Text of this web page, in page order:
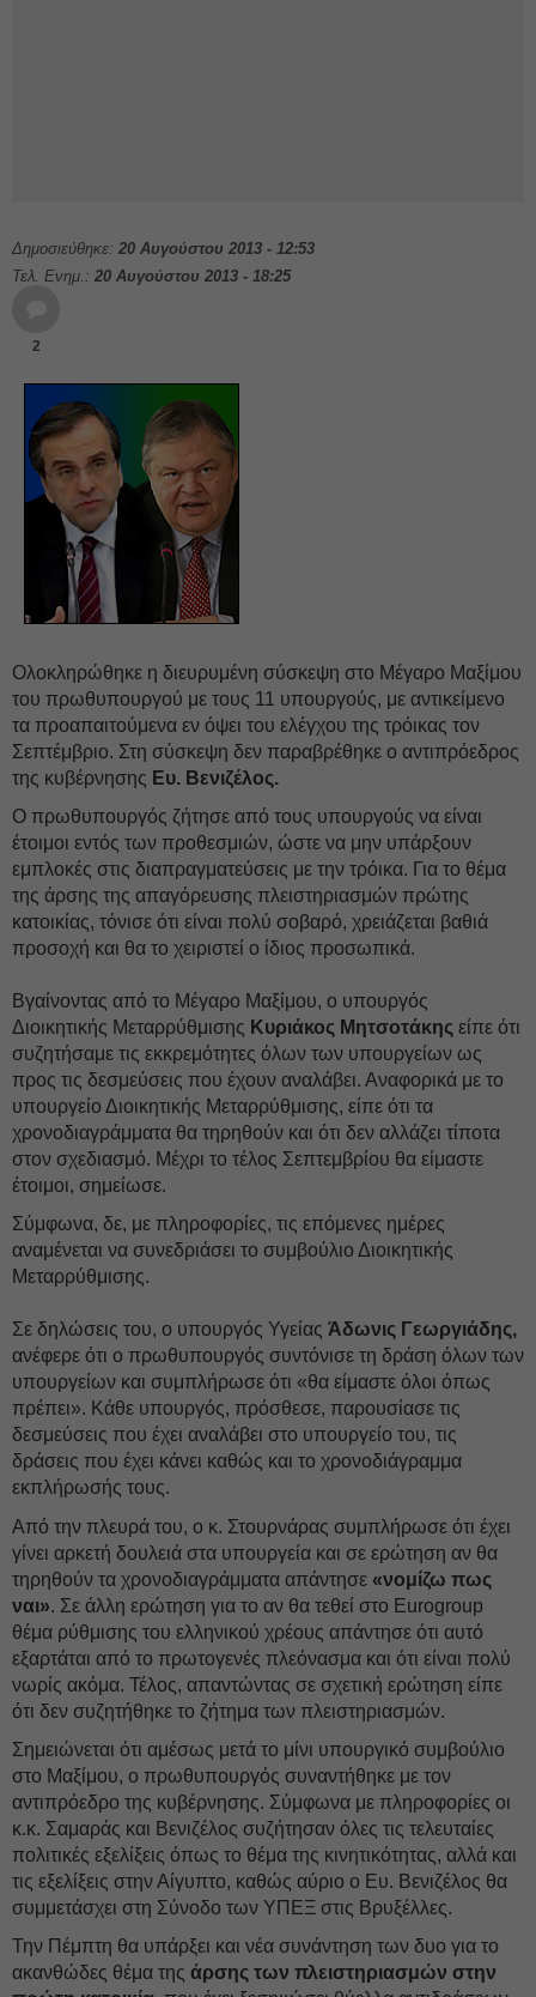
Δημοσιεύθηκε: 20 Αυγούστου 2013 - 12:53
Τελ. Ενημ.: 20 Αυγούστου 2013 - 18:25
2
Ολοκληρώθηκε η διευρυμένη σύσκεψη στο Μέγαρο Μαξίμου
του πρωθυπουργού με τους 11 υπουργούς, με αντικείμενο
τα προαπαιτούμενα εν όψει του ελέγχου της τρόικας τον
Σεπτέμβριο. Στη σύσκεψη δεν παραβρέθηκε ο αντιπρόεδρος
της κυβέρνησης Ευ. Βενιζέλος.
Ο πρωθυπουργός ζήτησε από τους υπουργούς να είναι
έτοιμοι εντός των προθεσμιών, ώστε να μην υπάρξουν
εμπλοκές στις διαπραγματεύσεις με την τρόικα. Για το θέμα
της άρσης της απαγόρευσης πλειστηριασμών πρώτης
κατοικίας, τόνισε ότι είναι πολύ σοβαρό, χρειάζεται βαθιά
προσοχή και θα το χειριστεί ο ίδιος προσωπικά.
Βγαίνοντας από το Μέγαρο Μαξίμου, ο υπουργός
Διοικητικής Μεταρρύθμισης Κυριάκος Μητσοτάκης είπε ότι
συζητήσαμε τις εκκρεμότητες όλων των υπουργείων ως
προς τις δεσμεύσεις που έχουν αναλάβει. Αναφορικά με το
υπουργείο Διοικητικής Mεταρρύθμισης, είπε ότι τα
χρονοδιαγράμματα θα τηρηθούν και ότι δεν αλλάζει τίποτα
στον σχεδιασμό. Μέχρι το τέλος Σεπτεμβρίου θα είμαστε
έτοιμοι, σημείωσε.
Σύμφωνα, δε, με πληροφορίες, τις επόμενες ημέρες
αναμένεται να συνεδριάσει το συμβούλιο Διοικητικής
Μεταρρύθμισης.
Σε δηλώσεις του, ο υπουργός Υγείας Άδωνις Γεωργιάδης,
ανέφερε ότι ο πρωθυπουργός συντόνισε τη δράση όλων των
υπουργείων και συμπλήρωσε ότι «θα είμαστε όλοι όπως
πρέπει». Κάθε υπουργός, πρόσθεσε, παρουσίασε τις
δεσμεύσεις που έχει αναλάβει στο υπουργείο του, τις
δράσεις που έχει κάνει καθώς και το χρονοδιάγραμμα
εκπλήρωσής τους.
Από την πλευρά του, ο κ. Στουρνάρας συμπλήρωσε ότι έχει
γίνει αρκετή δουλειά στα υπουργεία και σε ερώτηση αν θα
τηρηθούν τα χρονοδιαγράμματα απάντησε «νομίζω πως
ναι». Σε άλλη ερώτηση για το αν θα τεθεί στο Eurogroup
θέμα ρύθμισης του ελληνικού χρέους απάντησε ότι αυτό
εξαρτάται από το πρωτογενές πλεόνασμα και ότι είναι πολύ
νωρίς ακόμα. Τέλος, απαντώντας σε σχετική ερώτηση είπε
ότι δεν συζητήθηκε το ζήτημα των πλειστηριασμών.
Σημειώνεται ότι αμέσως μετά το μίνι υπουργικό συμβούλιο
στο Μαξίμου, ο πρωθυπουργός συναντήθηκε με τον
αντιπρόεδρο της κυβέρνησης. Σύμφωνα με πληροφορίες οι
κ.κ. Σαμαράς και Βενιζέλος συζήτησαν όλες τις τελευταίες
πολιτικές εξελίξεις όπως το θέμα της κινητικότητας, αλλά και
τις εξελίξεις στην Αίγυπτο, καθώς αύριο ο Ευ. Βενιζέλος θα
συμμετάσχει στη Σύνοδο των ΥΠΕΞ στις Βρυξέλλες.
Την Πέμπτη θα υπάρξει και νέα συνάντηση των δυο για το
ακανθώδες θέμα της άρσης των πλειστηριασμών στην